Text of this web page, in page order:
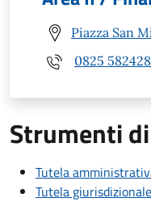
Piazza San
0825 582428
Strumenti
Tutela
Tutela giurisdizionale